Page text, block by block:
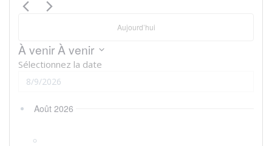
Aujourd’hui
À venir À venir
Sélectionnez la date
Août 2026